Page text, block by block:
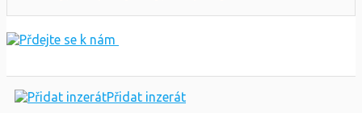
Přidat inzerát